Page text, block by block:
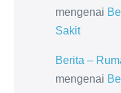
mengenai
Sakit
Berita –
mengenai